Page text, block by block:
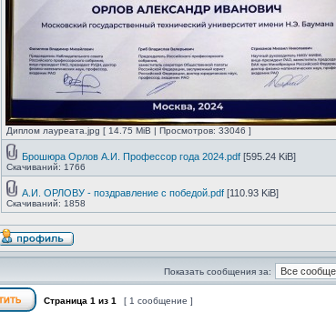
Диплом лауреата.jpg [ 14.75 MiB | Просмотров: 33046 ]
Брошюра Орлов А.И. Профессор года 2024.pdf [595.24 KiB]
Скачиваний: 1766
А.И. ОРЛОВУ - поздравление с победой.pdf [110.93 KiB]
Скачиваний: 1858
Показать сообщения за:
Страница 1 из 1 [ 1 сообщение ]